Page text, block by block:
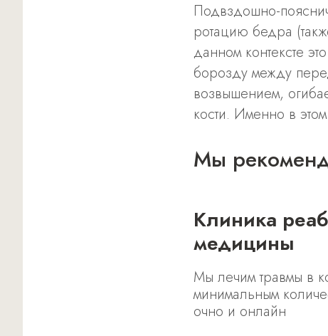
Подвздошно-
ротацию бедра
данном контексте
борозду между
возвышением,
кости. Именно в
Мы
Клиника реабилитационной
медицины
Мы лечим травмы в
минимальным
очно и онлайн